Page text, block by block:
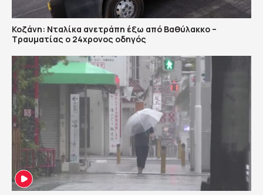
Κοζάνη: Νταλίκα ανετράπη έξω από Βαθύλακκο –
Τραυματίας ο 24χρονος οδηγός